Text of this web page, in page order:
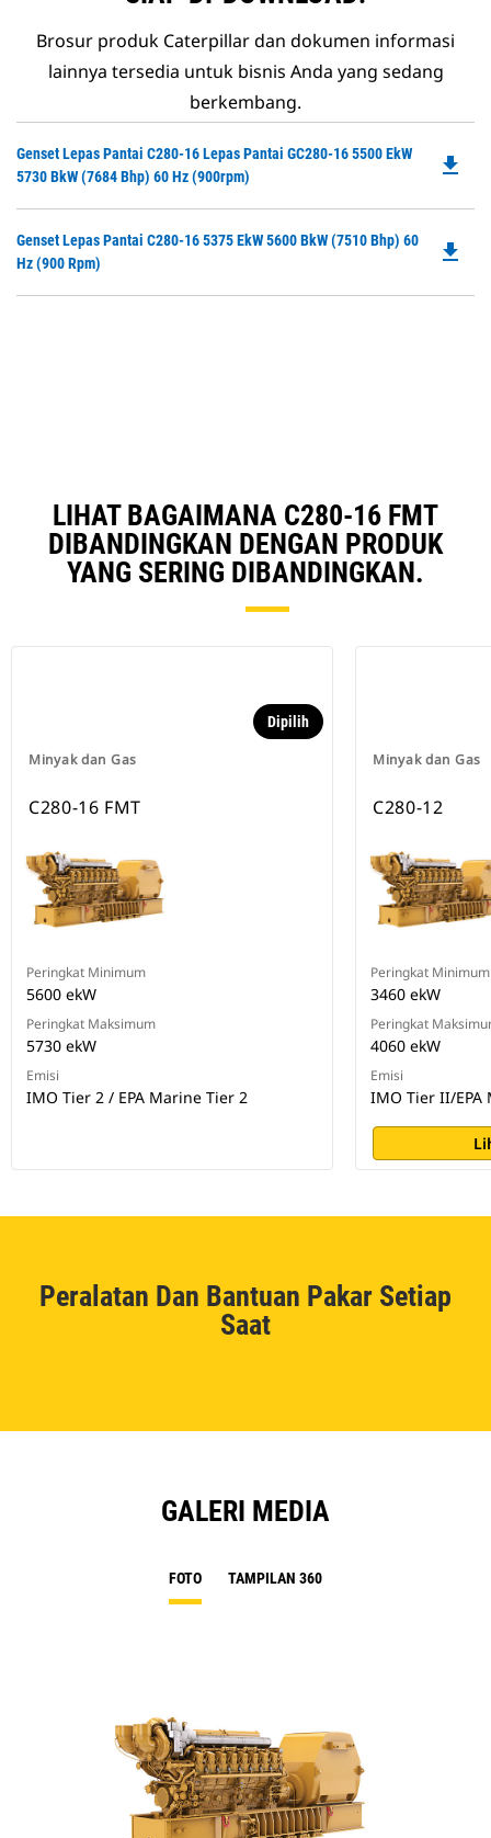
Brosur produk Caterpillar dan dokumen informasi
lainnya tersedia untuk bisnis Anda yang sedang
berkembang.
Genset Lepas Pantai C280-16 Lepas Pantai GC280-16 5500 EkW
5730 BkW (7684 Bhp) 60 Hz (900rpm)
file_download
Genset Lepas Pantai C280-16 5375 EkW 5600 BkW (7510 Bhp) 60
Hz (900 Rpm)
file_download
LIHAT BAGAIMANA C280-16 FMT
DIBANDINGKAN DENGAN PRODUK
YANG SERING DIBANDINGKAN.
Minyak dan Gas
Dipilih
C280-16 FMT
Peringkat Minimum
5600 ekW
Peringkat Maksimum
5730 ekW
Emisi
IMO Tier 2 / EPA Marine Tier 2
Minyak dan Gas
C280-12
Peringkat Minimum
3460 ekW
Peringkat
4060 ekW
Emisi
IMO Tier II/EPA
Peralatan Dan Bantuan Pakar Setiap
Saat
GALERI MEDIA
FOTO TAMPILAN 360